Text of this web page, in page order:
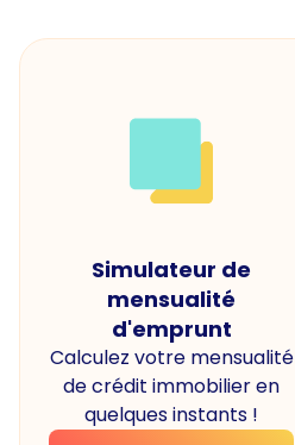
Simulateur de
mensualité
d'emprunt
Calculez votre mensualité
de crédit immobilier en
quelques instants !